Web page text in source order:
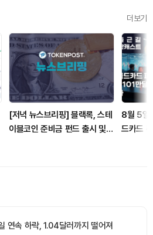
더보기
[저녁 뉴스브리핑] 블랙록, 스테
이블코인 준비금 펀드 출시 및
8월 5일
드카드
연속 하락, 1.04달러까지 떨어져